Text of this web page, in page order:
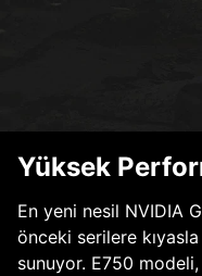
Yüksek
En yeni nesil NVIDIA
önceki serilere
sunuyor. E750